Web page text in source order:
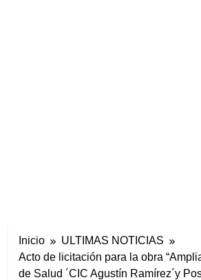
Inicio
ULTIMAS NOTICIAS
Acto de licitación para la obra
de Salud ´CIC Agustín Ramírez´y